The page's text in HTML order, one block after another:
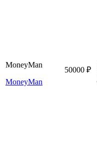
MoneyMan
MoneyMan
50000 ₽